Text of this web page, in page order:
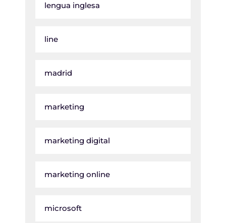
lengua inglesa
line
madrid
marketing
marketing digital
marketing online
microsoft